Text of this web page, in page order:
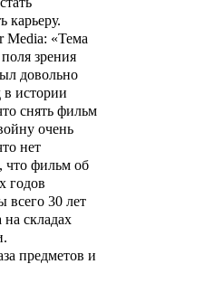
карьеру.
Media: «Тема
зрения
довольно
истории
снять фильм
очень
нет
что фильм об
годов
всего 30 лет
на складах
предметов и